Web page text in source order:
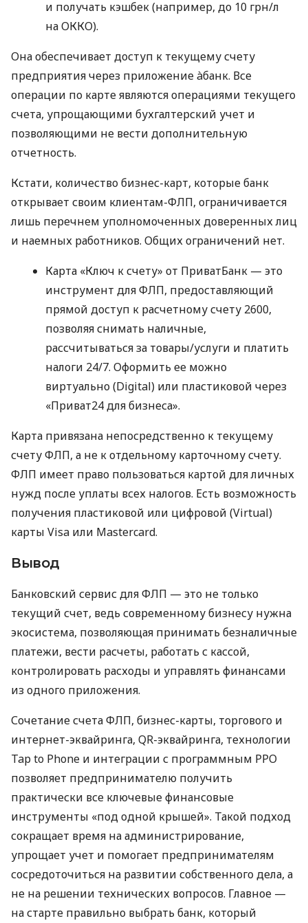
и получать кэшбек (например, до 10 грн/л
на ОККО).
Она обеспечивает доступ к текущему счету
предприятия через приложение àбанк. Все
операции по карте являются операциями текущего
счета, упрощающими бухгалтерский учет и
позволяющими не вести дополнительную
отчетность.
Кстати, количество бизнес-карт, которые банк
открывает своим клиентам-ФЛП, ограничивается
лишь перечнем уполномоченных доверенных лиц
и наемных работников. Общих ограничений нет.
Карта «Ключ к счету» от ПриватБанк — это
инструмент для ФЛП, предоставляющий
прямой доступ к расчетному счету 2600,
позволяя снимать наличные,
рассчитываться за товары/услуги и платить
налоги 24/7. Оформить ее можно
виртуально (Digital) или пластиковой через
«Приват24 для бизнеса».
Карта привязана непосредственно к текущему
счету ФЛП, а не к отдельному карточному счету.
ФЛП имеет право пользоваться картой для личных
нужд после уплаты всех налогов. Есть возможность
получения пластиковой или цифровой (Virtual)
карты Visa или Mastercard.
Вывод
Банковский сервис для ФЛП — это не только
текущий счет, ведь современному бизнесу нужна
экосистема, позволяющая принимать безналичные
платежи, вести расчеты, работать с кассой,
контролировать расходы и управлять финансами
из одного приложения.
Сочетание счета ФЛП, бизнес-карты, торгового и
интернет-эквайринга, QR-эквайринга, технологии
Tap to Phone и интеграции с программным РРО
позволяет предпринимателю получить
практически все ключевые финансовые
инструменты «под одной крышей». Такой подход
сокращает время на администрирование,
упрощает учет и помогает предпринимателям
сосредоточиться на развитии собственного дела, а
не на решении технических вопросов. Главное —
на старте правильно выбрать банк, который